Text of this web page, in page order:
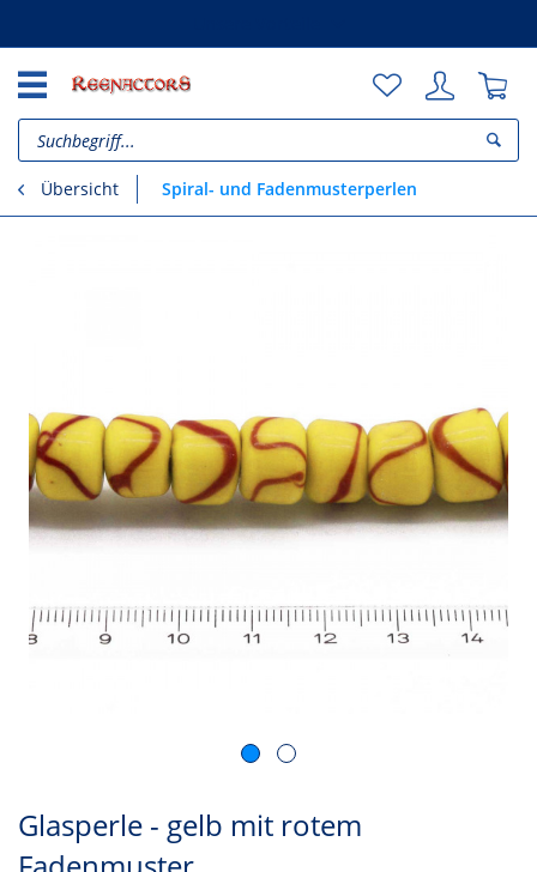
Übersicht Spiral- und Fadenmusterperlen
Glasperle - gelb mit rotem